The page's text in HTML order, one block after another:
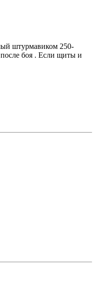
штурмавиком 250-
боя . Если щиты и